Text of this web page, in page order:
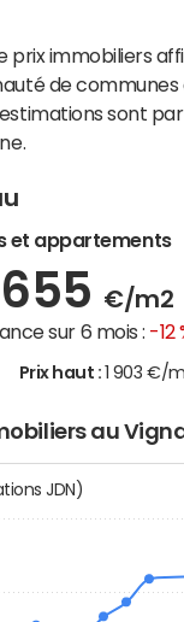
prix immobiliers
de
sont
et appartements
655 €/m2
sur 6 mois : -12
Prix haut : 1 903 €/
au
JDN)